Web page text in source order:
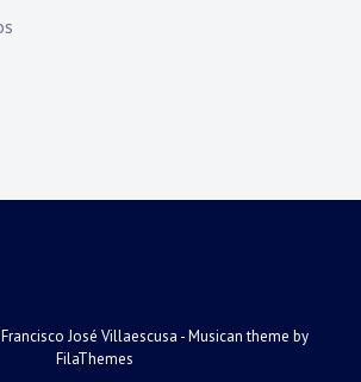
Francisco José Villaescusa - Musican theme by
FilaThemes